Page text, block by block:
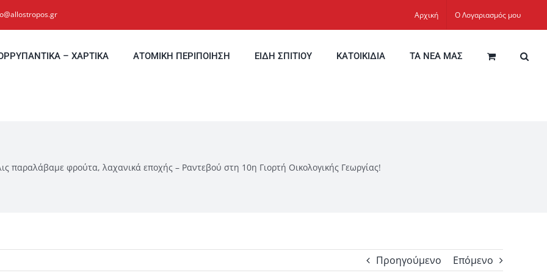
Αρχική Ο Λογαριασμός μου
– ΧΑΡΤΙΚΑ ΑΤΟΜΙΚΗ ΠΕΡΙΠΟΙΗΣΗ ΕΙΔΗ ΣΠΙΤΙΟΥ ΚΑΤΟΙΚΙΔΙΑ ΤΑ ΝΕΑ ΜΑΣ
παραλάβαμε φρούτα, λαχανικά εποχής – Ραντεβού στη 10η Γιορτή Οικολογικής Γεωργίας!
Προηγούμενο Επόμενο